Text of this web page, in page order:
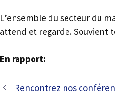
L’ensemble du secteur du
attend et regarde. Souvient
En rapport:
Rencontrez nos